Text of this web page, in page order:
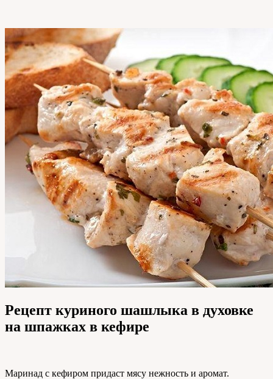
Рецепт куриного шашлыка в духовке
на шпажках в кефире
Маринад с кефиром придаст мясу нежность и аромат.